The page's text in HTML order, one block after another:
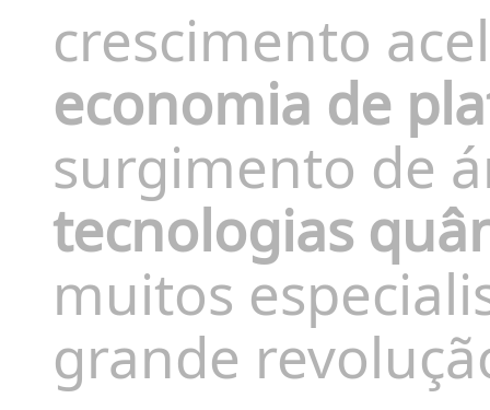
crescimento
economia de
surgimento de
tecnologias
muitos
grande